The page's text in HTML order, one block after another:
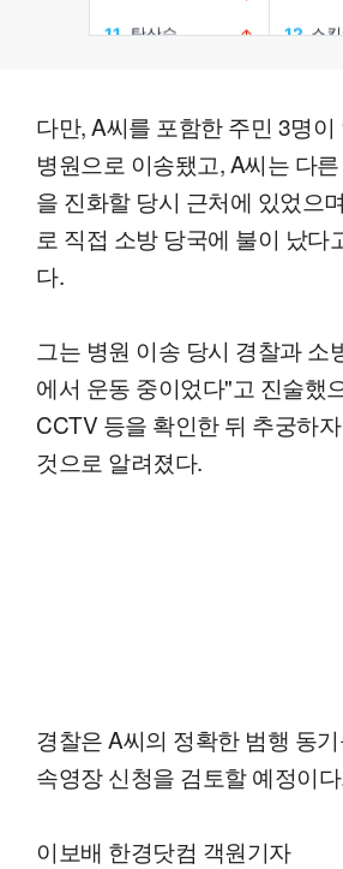
다만, A씨를 포함한 주민 3명
병원으로 이송됐고, A씨는 다
을 진화할 당시 근처에 있었으
로 직접 소방 당국에 불이 났다
다.
그는 병원 이송 당시 경찰과 소
에서 운동 중이었다"고 진술했
CCTV 등을 확인한 뒤 추궁하
것으로 알려졌다.
경찰은 A씨의 정확한 범행 동
속영장 신청을 검토할 예정이
이보배 한경닷컴 객원기자